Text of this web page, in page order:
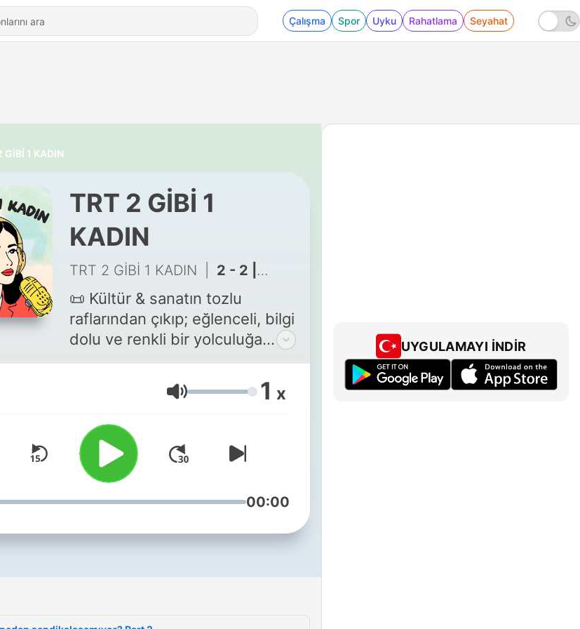
Çalışma Spor Uyku Rahatlama Seyahat
GİBİ 1 KADIN
TRT 2 GİBİ 1
KADIN
TRT 2 GİBİ 1 KADIN 2 - 2 | Beyaz yaka neden sendikalaşamıyor? Part 2
📜 Kültür & sanatın tozlu
raflarından çıkıp; eğlenceli, bilgi
dolu ve renkli bir yolculuğa
çıkmaya hazır mısınız? ✨ 🧺
Sanat sepetinizi alın ve
kulaklıklarınızı takın 🎧 🌬️
Hazırsanız başlıyoruz! 💌
Reklam ve iş birlikleri için:
trt2gibi1kadin@gmail.com 📷
Instagram:
instagram.com/trt2gibi1kadin/
Ses 1 x
00:00
UYGULAMAYI İNDIR